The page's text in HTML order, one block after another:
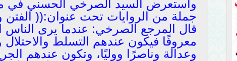
واستعرض السيد الصرخي الحسني في
جملة من الروايات تحت عنوان:(( الفتن
قال المرجع الصرخي: عندما يرى الناس
معروفًا فيكون عندهم التسلط والاحتلال
وعدالة وناصرًا ووليًا، وتكون عندهم